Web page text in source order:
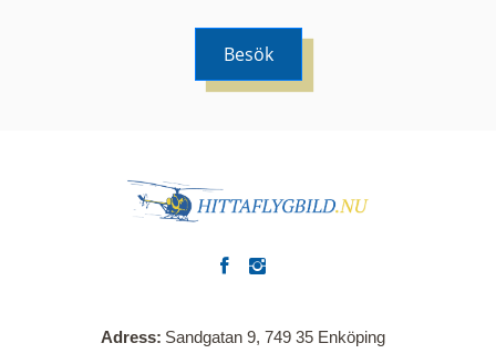
Besök
Adress Sandgatan 9, 749 35 Enköping